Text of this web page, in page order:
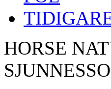
HORSE